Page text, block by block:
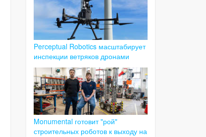
Perceptual Robotics масштабирует
инспекции ветряков дронами
Monumental готовит "рой"
строительных роботов к выходу на